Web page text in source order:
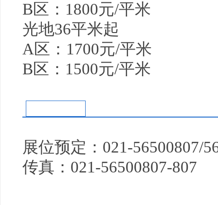
B区：1800元/平米
光地36平米起
A区：1700元/平米
B区：1500元/平米
展位预定：021-56500807/
传真：021-56500807-807